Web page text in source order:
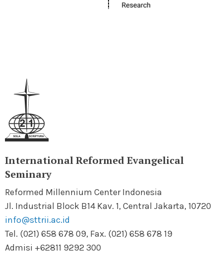
International Reformed Evangelical
Seminary
Reformed Millennium Center Indonesia
Jl. Industrial Block B14 Kav. 1, Central Jakarta, 10720
info@sttrii.ac.id
Tel. (021) 658 678 09, Fax. (021) 658 678 19
Admisi +62811 9292 300